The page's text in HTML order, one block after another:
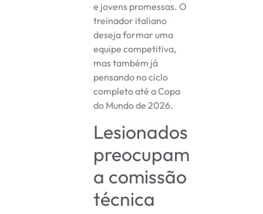
e jovens promessas. O
treinador italiano
deseja formar uma
equipe competitiva,
mas também já
pensando no ciclo
completo até a Copa
do Mundo de 2026.
Lesionados
preocupam
a comissão
técnica